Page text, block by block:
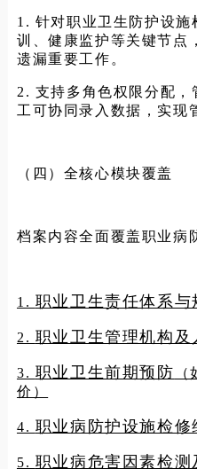
1. 针对职业卫生防护设
训、健康监护等关键节点
遗漏重要工作。
2. 支持多角色权限分配，
工可协同录入数据，实现
（四）全核心模块覆盖
档案内容全面覆盖职业病
1. 职业卫生责任体系与
2. 职业卫生管理机构及
3. 职业卫生前期预防
价）
4. 职业病防护设施检修
5. 职业病危害因素检测